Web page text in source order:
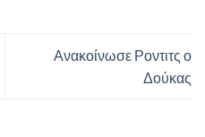
Ανακοίνωσε Ροντιτς ο
Δούκας